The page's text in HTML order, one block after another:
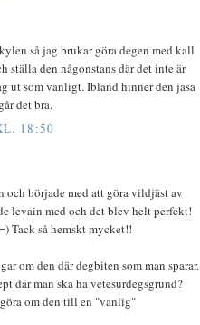
så jag brukar göra degen med kall
ställa den någonstans där det inte är
ut som vanligt. Ibland hinner den jäsa
det bra.
18:50
och började med att göra vildjäst av
levain med och det blev helt perfekt!
Tack så hemskt mycket!!
om den där degbiten som man sparar.
där man ska ha vetesurdegsgrund?
om den till en "vanlig"